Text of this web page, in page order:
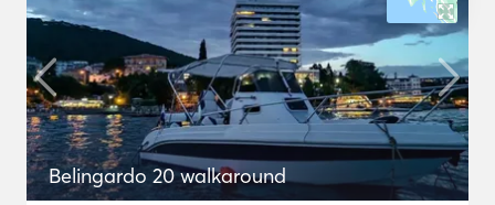
Belingardo 20 walkaround